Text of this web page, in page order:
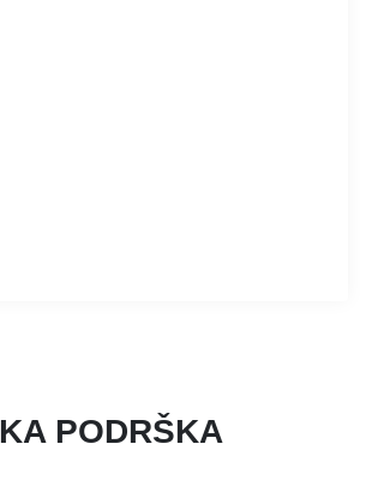
PODRŠKA